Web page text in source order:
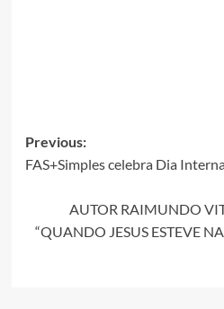
Post
navigation
Previous:
FAS+Simples celebra Dia
AUTOR RAIMUNDO
“QUANDO JESUS ESTEVE